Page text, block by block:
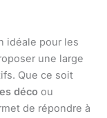
idéale pour les
une large
Que ce soit
déco ou
de répondre à